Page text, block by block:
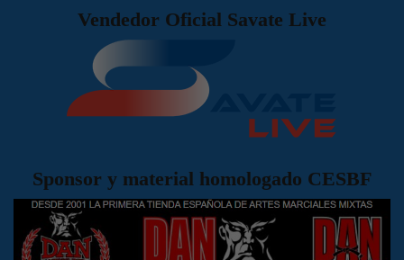
Vendedor Oficial Savate Live
Sponsor y material homologado CESBF